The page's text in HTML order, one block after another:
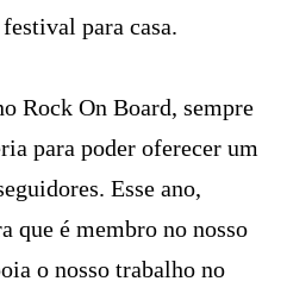
para casa.
Rock On Board, sempre
para poder oferecer um
Esse ano,
que é membro no nosso
o nosso trabalho no